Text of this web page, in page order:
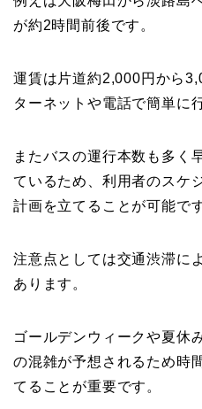
が約2時間前後です。
運賃は片道約2,000円から
ターネットや電話で簡単に
またバスの運行本数も多く
ているため、利用者のスケ
計画を立てることが可能です
注意点としては交通渋滞に
あります。
ゴールデンウィークや夏休
の混雑が予想されるため時
てることが重要です。